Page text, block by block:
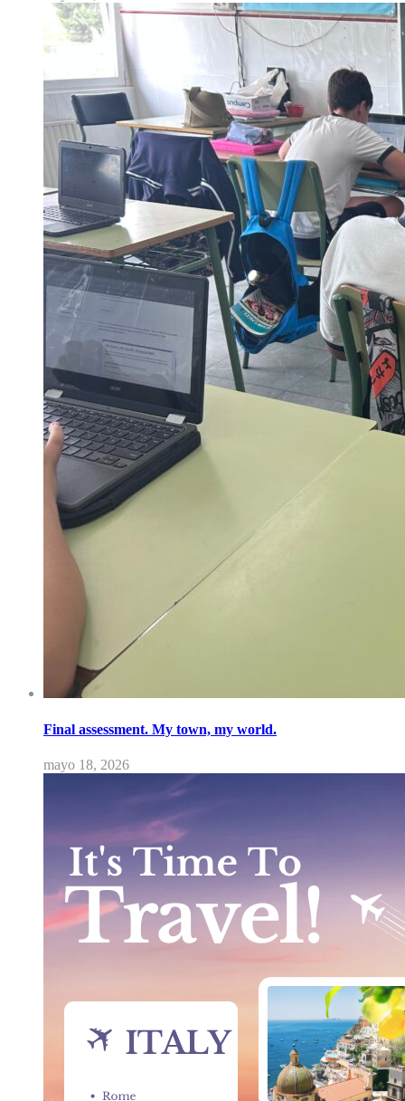
Final assessment. My town, my world.
mayo 18, 2026